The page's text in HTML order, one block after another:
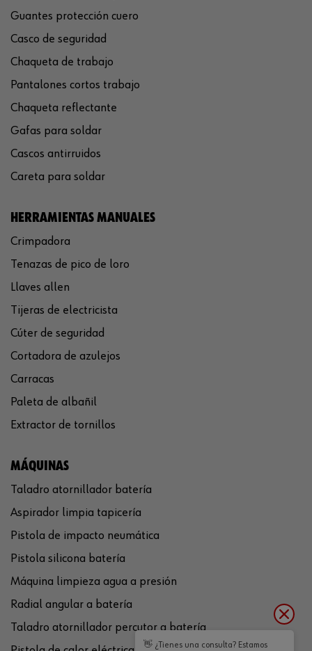
Guantes protección cuero
Casco de seguridad
Chaqueta de trabajo
Pantalones cortos trabajo
Chaqueta reflectante
Gafas para soldar
Cascos antirruidos
Careta para soldar
HERRAMIENTAS MANUALES
Crimpadora
Tenazas de pico de loro
Llaves allen
Tijeras de electricista
Cúter de seguridad
Cortadora de azulejos
Carracas
Paleta de albañil
Extractor de tornillos
MÁQUINAS
Taladro atornillador batería
Aspirador limpia tapicería
Pistola de impacto neumática
Pistola silicona batería
Máquina limpieza agua a presión
Radial angular a batería
Taladro atornillador percutor a batería
👋 ¿Tienes una consulta? Estamos